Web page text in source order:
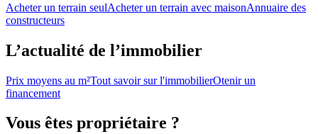
Acheter un terrain seulAcheter un terrain avec maisonAnnuaire des
constructeurs
L’actualité de l’immobilier
Prix moyens au m²Tout savoir sur l'immobilierOtenir un
financement
Vous êtes propriétaire ?